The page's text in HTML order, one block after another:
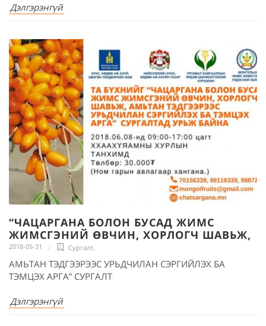
Дэлгэрэнгүй
“ЧАЦАРГАНА БОЛОН БУСАД ЖИМС
ЖИМСГЭНИЙ ӨВЧИН, ХОРЛОГЧ ШАВЬЖ,
2018-05-31 Сургалт,
АМЬТАН ТЭДГЭЭРЭЭС УРЬДЧИЛАН СЭРГИЙЛЭХ БА
ТЭМЦЭХ АРГА” СУРГАЛТ
Дэлгэрэнгүй